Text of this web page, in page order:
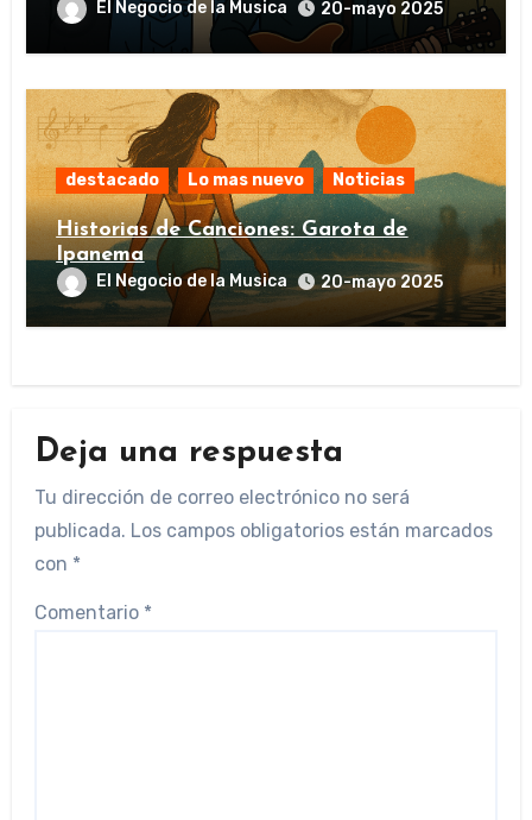
El Negocio de la Musica 20-mayo 2025
destacado Lo mas nuevo Noticias
Historias de Canciones: Garota de
Ipanema
El Negocio de la Musica 20-mayo 2025
Deja una respuesta
Tu dirección de correo electrónico no será
publicada. Los campos obligatorios están marcados
con *
Comentario *